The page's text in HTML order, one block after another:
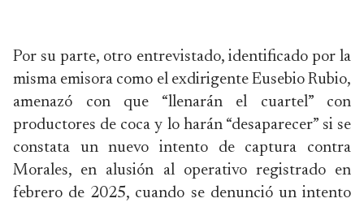
Por su parte, otro entrevistado, identificado por la
misma emisora como el exdirigente Eusebio Rubio,
amenazó con que “llenarán el cuartel” con
productores de coca y lo harán “desaparecer” si se
constata un nuevo intento de captura contra
Morales, en alusión al operativo registrado en
febrero de 2025, cuando se denunció un intento